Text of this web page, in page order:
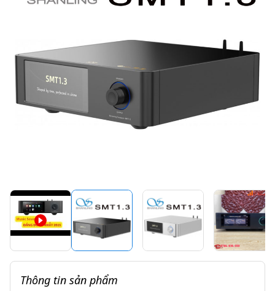
Thông tin sản phẩm